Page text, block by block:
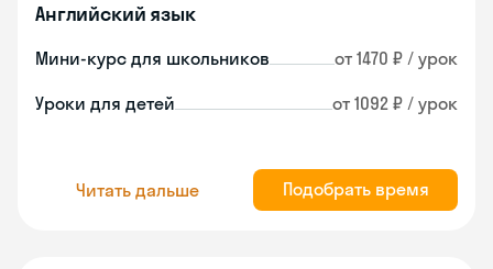
Английский язык
Мини-курс для школьников от 1470 ₽ / урок
Уроки для детей от 1092 ₽ / урок
Читать дальше Подобрать время